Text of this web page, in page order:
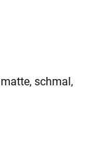
schmal,